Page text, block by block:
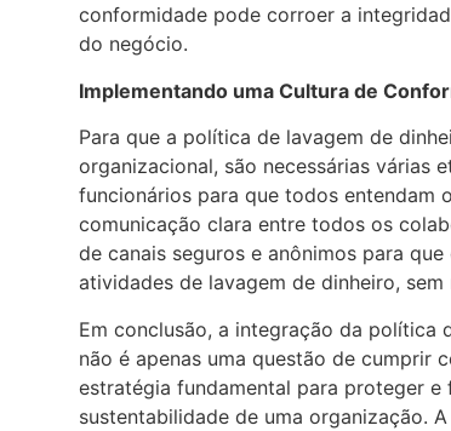
conformidade pode corroer a
do negócio.
Implementando uma Cultura de
Para que a política de lavagem de
organizacional, são necessárias várias
funcionários para que todos entendam
comunicação clara entre todos os
de canais seguros e anônimos para
atividades de lavagem de dinheiro,
Em conclusão, a integração da política
não é apenas uma questão de cumprir
estratégia fundamental para proteger
sustentabilidade de uma organização.